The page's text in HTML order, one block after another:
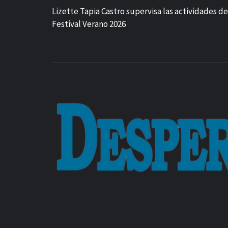
Lizette Tapia Castro supervisa las actividades
Festival Verano 2026